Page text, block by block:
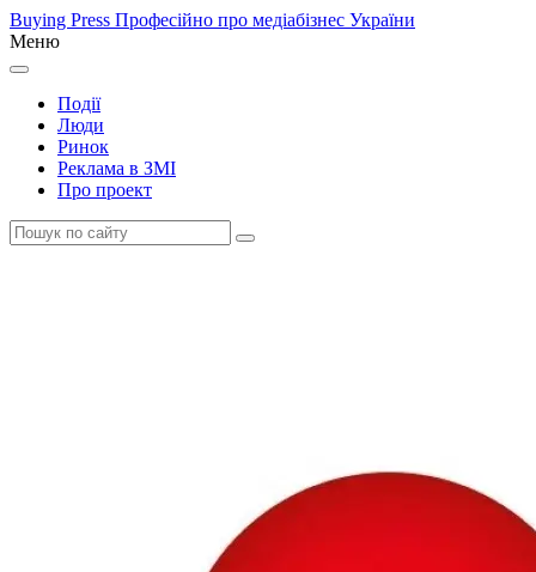
Buying Press Професійно про медіабізнес України
Меню
Події
Люди
Ринок
Реклама в ЗМІ
Про проект